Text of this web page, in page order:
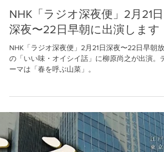
柳原料理教室
2月2日